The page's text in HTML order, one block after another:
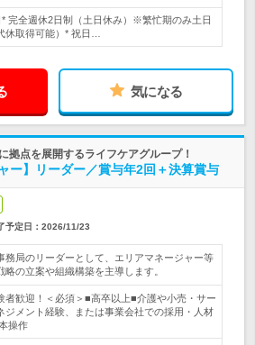
完全週休2日制（土日休み）※繁忙期のみ土日
休取得可能）* 祝日…
気になる
拠点を展開するライフケアグループ！
ー】リーダー／賞与年2回＋決算賞与
予定日： 2026/11/23
務局のリーダーとして、エリアマネージャー等
略の立案や組織構築を主導します。
者歓迎！＜必須＞■高卒以上■介護や小売・サー
ジメント経験、または事業会社での採用・人材
操作